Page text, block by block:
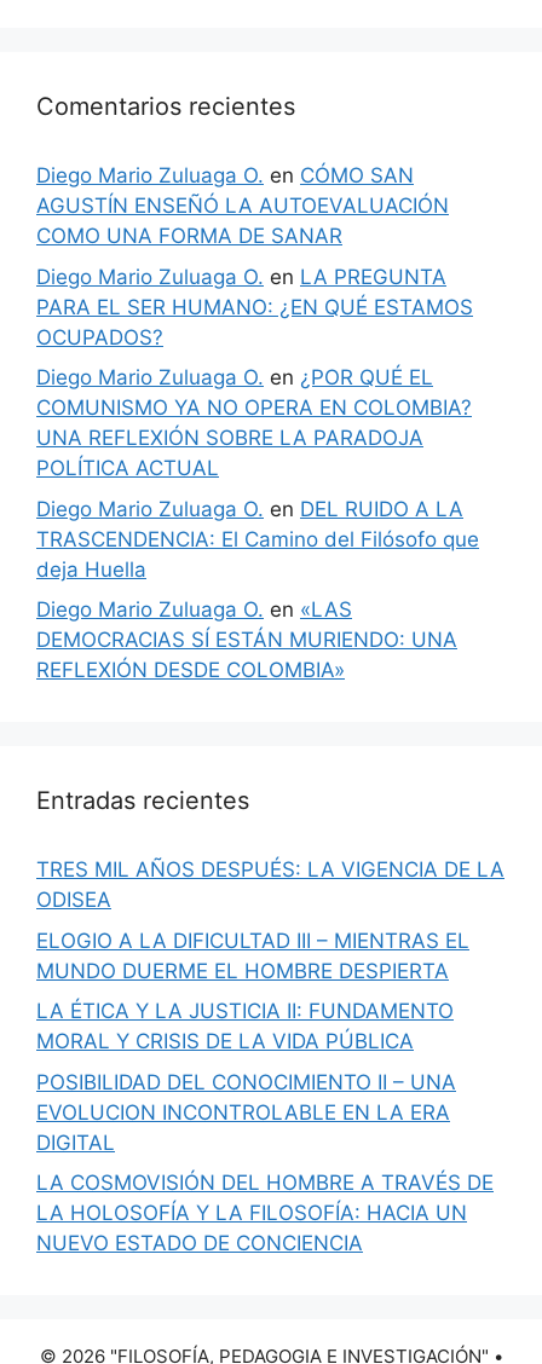
Comentarios recientes
Diego Mario Zuluaga O. en CÓMO SAN
AGUSTÍN ENSEÑÓ LA AUTOEVALUACIÓN
COMO UNA FORMA DE SANAR
Diego Mario Zuluaga O. en LA PREGUNTA
PARA EL SER HUMANO: ¿EN QUÉ ESTAMOS
OCUPADOS?
Diego Mario Zuluaga O. en ¿POR QUÉ EL
COMUNISMO YA NO OPERA EN COLOMBIA?
UNA REFLEXIÓN SOBRE LA PARADOJA
POLÍTICA ACTUAL
Diego Mario Zuluaga O. en DEL RUIDO A LA
TRASCENDENCIA: El Camino del Filósofo que
deja Huella
Diego Mario Zuluaga O. en «LAS
DEMOCRACIAS SÍ ESTÁN MURIENDO: UNA
REFLEXIÓN DESDE COLOMBIA»
Entradas recientes
TRES MIL AÑOS DESPUÉS: LA VIGENCIA DE LA
ODISEA
ELOGIO A LA DIFICULTAD III – MIENTRAS EL
MUNDO DUERME EL HOMBRE DESPIERTA
LA ÉTICA Y LA JUSTICIA II: FUNDAMENTO
MORAL Y CRISIS DE LA VIDA PÚBLICA
POSIBILIDAD DEL CONOCIMIENTO II – UNA
EVOLUCION INCONTROLABLE EN LA ERA
DIGITAL
LA COSMOVISIÓN DEL HOMBRE A TRAVÉS DE
LA HOLOSOFÍA Y LA FILOSOFÍA: HACIA UN
NUEVO ESTADO DE CONCIENCIA
© 2026 "FILOSOFÍA, PEDAGOGIA E INVESTIGACIÓN" •